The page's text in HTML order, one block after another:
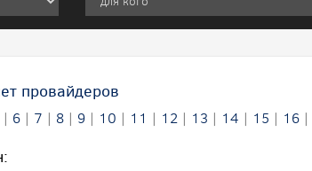
провайдеров
| 6 | 7 | 8 | 9 | 10 | 11 | 12 | 13 | 14 | 15 | 16 |